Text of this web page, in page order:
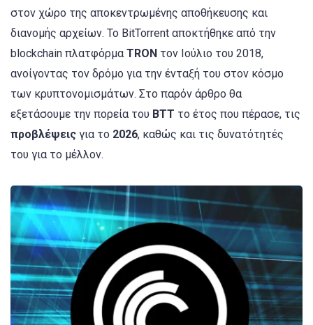
στον χώρο της αποκεντρωμένης αποθήκευσης και
διανομής αρχείων. Το BitTorrent αποκτήθηκε από την
blockchain πλατφόρμα TRON τον Ιούλιο του 2018,
ανοίγοντας τον δρόμο για την ένταξή του στον κόσμο
των κρυπτονομισμάτων. Στο παρόν άρθρο θα
εξετάσουμε την πορεία του BTT το έτος που πέρασε, τις
προβλέψεις για το 2026, καθώς και τις δυνατότητές
του για το μέλλον.